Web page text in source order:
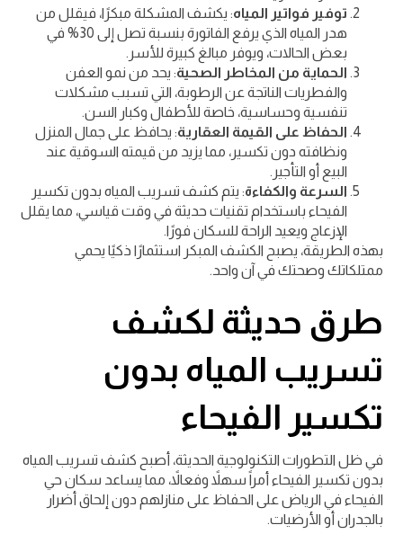
توفير فواتير المياه: يكشف المشكلة مبكرًا، فيقلل من
هدر المياه الذي يرفع الفاتورة بنسبة تصل إلى 30% في
بعض الحالات، ويوفر مبالغ كبيرة للأسر.
الحماية من المخاطر الصحية: يحد من نمو العفن
والفطريات الناتجة عن الرطوبة، التي تسبب مشكلات
تنفسية وحساسية، خاصة للأطفال وكبار السن.
الحفاظ على القيمة العقارية: يحافظ على جمال المنزل
ونظافته دون تكسير، مما يزيد من قيمته السوقية عند
البيع أو التأجير.
السرعة والكفاءة: يتم كشف تسريب المياه بدون تكسير
الفيحاء باستخدام تقنيات حديثة في وقت قياسي، مما يقلل
الإزعاج ويعيد الراحة للسكان فورًا.
بهذه الطريقة، يصبح الكشف المبكر استثمارًا ذكيًا يحمي
ممتلكاتك وصحتك في آن واحد.
طرق حديثة لكشف
تسريب المياه بدون
تكسير الفيحاء
في ظل التطورات التكنولوجية الحديثة، أصبح كشف تسريب المياه
بدون تكسير الفيحاء أمراً سهلاً وفعالاً، مما يساعد سكان حي
الفيحاء في الرياض على الحفاظ على منازلهم دون إلحاق أضرار
بالجدران أو الأرضيات.